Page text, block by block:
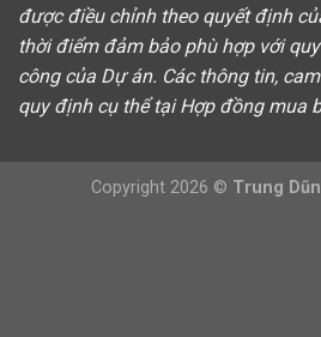
được điều chỉnh theo quyết định
thời điểm đảm bảo phù hợp với
công của Dự án. Các thông tin,
quy định cụ thể tại Hợp đồng mua
Copyright 2026 © Trung